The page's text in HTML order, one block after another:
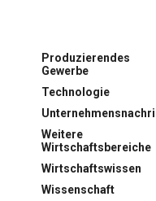
Produzierendes
Gewerbe
Technologie
Weitere
Wirtschaftsbereiche
Wirtschaftswissen
Wissenschaft